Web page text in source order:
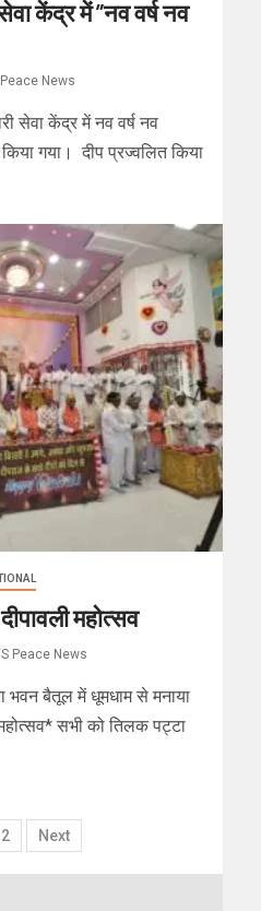
केंद्र में ”नव वर्ष नव
Peace News
सेवा केंद्र में नव वर्ष नव
गया। दीप प्रज्वलित किया
महोत्सव
Peace News
भवन बैतूल में धूमधाम से मनाया
सभी को तिलक पट्टा
2 Next